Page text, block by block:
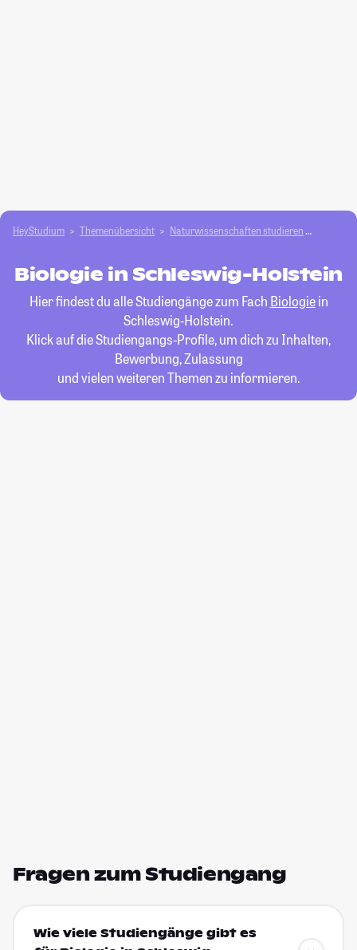
HeyStudium Themenübersicht Natur­wissenschaften studieren
Biologie in Schleswig-Holstein
Hier findest du alle Studiengänge zum Fach Biologiein
Schleswig-Holstein.
Klick auf die Studiengangs-Profile, um dich zu Inhalten,
Bewerbung, Zulassung
und vielen weiteren Themen zu informieren.
Fragen zum Studiengang
Wie viele Studiengänge gibt es